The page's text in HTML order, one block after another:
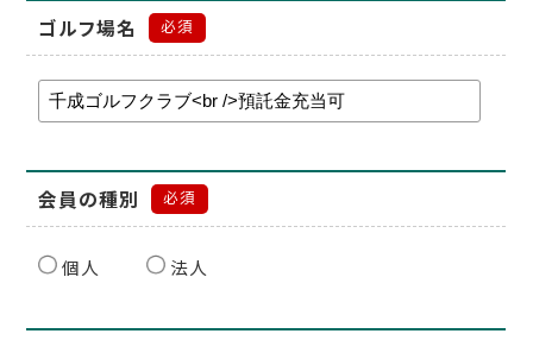
ゴルフ場名 必須
会員の種別 必須
個人 法人